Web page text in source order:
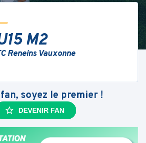
M2
Reneins Vauxonne
soyez le premier !
DEVENIR FAN